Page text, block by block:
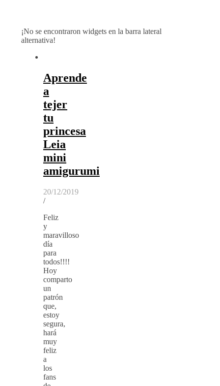
¡No se encontraron widgets en la barra lateral
alternativa!
Aprende
a
tejer
tu
princesa
Leia
mini
amigurumi
20/12/2019
/
Feliz
y
maravilloso
día
para
todos!!!!
Hoy
comparto
un
patrón
que,
estoy
segura,
hará
muy
feliz
a
los
fans